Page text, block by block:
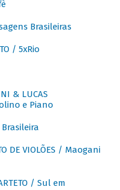
Brasileiras
/ 5xRio
& LUCAS
e Piano
Brasileira
DE VIOLÕES / Maogani
/ Sul em